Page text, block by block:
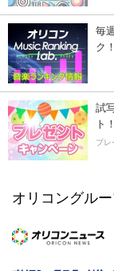
毎
ク！
試
ト！
プレ
オリコングル